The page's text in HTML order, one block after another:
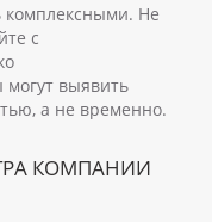
комплексными. Не
с
выявить
а не временно.
КОМПАНИИ